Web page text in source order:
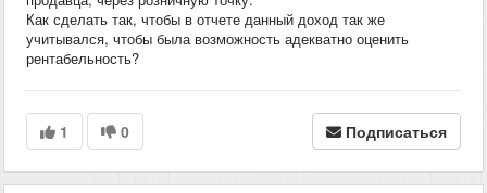
Как сделать так, чтобы в отчете данный доход так же
учитывался, чтобы была возможность адекватно оценить
рентабельность?
1 0 Подписаться